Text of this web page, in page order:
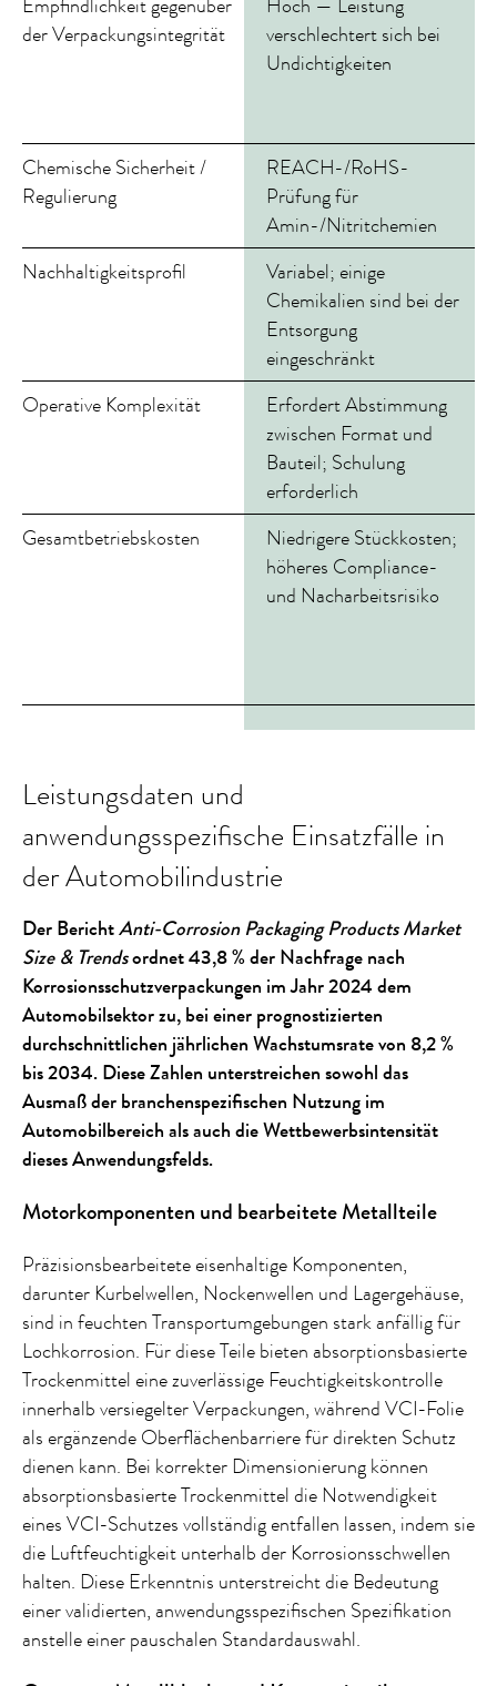
der Verpackungsintegrität
verschlechtert sich bei
Undichtigkeiten
Chemische Sicherheit /
Regulierung
REACH-/RoHS-
Prüfung für
Amin-/Nitritchemien
Nachhaltigkeitsprofil
Variabel; einige
Chemikalien sind bei der
Entsorgung
eingeschränkt
Operative Komplexität
Erfordert Abstimmung
zwischen Format und
Bauteil; Schulung
erforderlich
Gesamtbetriebskosten
Niedrigere Stückkosten;
höheres Compliance-
und Nacharbeitsrisiko
Leistungsdaten und
anwendungsspezifische Einsatzfälle in
der Automobilindustrie
Der BerichtAnti-Corrosion Packaging Products Market
Size & Trendsordnet 43,8 % der Nachfrage nach
Korrosionsschutzverpackungen im Jahr 2024 dem
Automobilsektor zu, bei einer prognostizierten
durchschnittlichen jährlichen Wachstumsrate von 8,2 %
bis 2034. Diese Zahlen unterstreichen sowohl das
Ausmaß der branchenspezifischen Nutzung im
Automobilbereich als auch die Wettbewerbsintensität
dieses Anwendungsfelds.
Motorkomponenten und bearbeitete Metallteile
Präzisionsbearbeitete eisenhaltige Komponenten,
darunter Kurbelwellen, Nockenwellen und Lagergehäuse,
sind in feuchten Transportumgebungen stark anfällig für
Lochkorrosion. Für diese Teile bieten absorptionsbasierte
Trockenmittel eine zuverlässige Feuchtigkeitskontrolle
innerhalb versiegelter Verpackungen, während VCI-Folie
als ergänzende Oberflächenbarriere für direkten Schutz
dienen kann. Bei korrekter Dimensionierung können
absorptionsbasierte Trockenmittel die Notwendigkeit
eines VCI-Schutzes vollständig entfallen lassen, indem sie
die Luftfeuchtigkeit unterhalb der Korrosionsschwellen
halten. Diese Erkenntnis unterstreicht die Bedeutung
einer validierten, anwendungsspezifischen Spezifikation
anstelle einer pauschalen Standardauswahl.